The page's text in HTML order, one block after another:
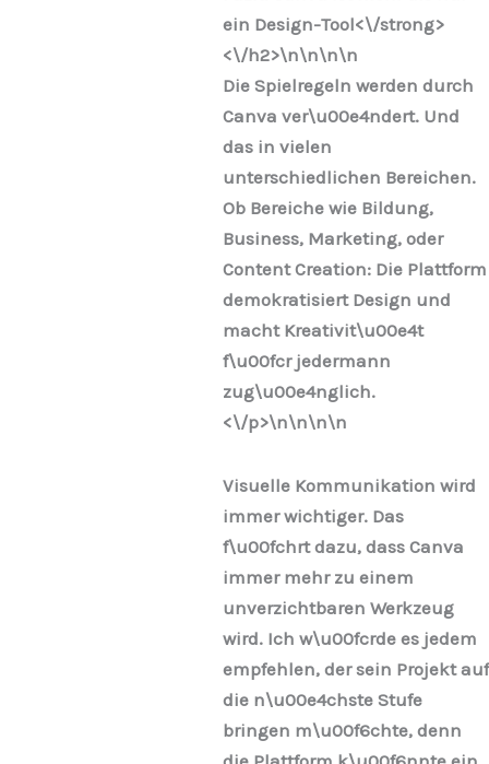
ein Design-Tool<\/strong>
<\/h2>\n\n\n\n
Die Spielregeln werden durch
Canva ver\u00e4ndert. Und
das in vielen
unterschiedlichen Bereichen.
Ob Bereiche wie Bildung,
Business, Marketing, oder
Content Creation: Die Plattform
demokratisiert Design und
macht Kreativit\u00e4t
f\u00fcr jedermann
zug\u00e4nglich.
<\/p>\n\n\n\n
Visuelle Kommunikation wird
immer wichtiger. Das
f\u00fchrt dazu, dass Canva
immer mehr zu einem
unverzichtbaren Werkzeug
wird. Ich w\u00fcrde es jedem
empfehlen, der sein Projekt auf
die n\u00e4chste Stufe
bringen m\u00f6chte, denn